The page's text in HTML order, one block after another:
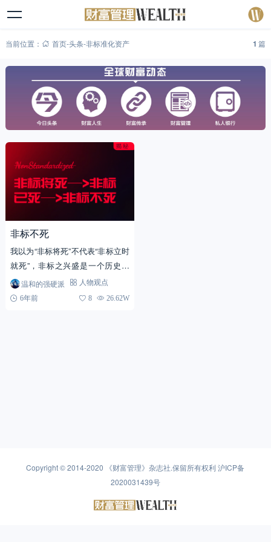
当前位置： 首页-头条-非标准化资产 1 篇
非标不死
我以为“非标将死”不代表“非标立时
就死”，非标之兴盛是一个历史进
程，而非标之衰退亦如此。在未来
2-3年的时间中，非标依然会存在
温和的强硬派
人物观点
6年前
8 26.62W
Copyright © 2014-2020 《财富管理》杂志社.保留所有权利沪ICP备
2020031439号